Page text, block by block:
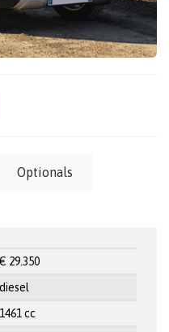
Optionals
€ 29.350
diesel
1461 cc